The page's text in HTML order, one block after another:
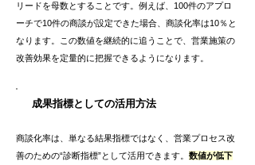
リードを母数とすることです。例えば、100件のアプロ
ーチで10件の商談が設定できた場合、商談化率は10％と
なります。この数値を継続的に追うことで、営業施策の
改善効果を定量的に把握できるようになります。
成果指標としての活用方法
商談化率は、単なる結果指標ではなく、営業プロセス改
善のための“診断指標”として活用できます。 数値が低下